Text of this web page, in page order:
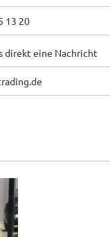
13 20
direkt eine Nachricht